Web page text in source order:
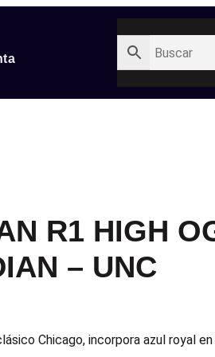
R1 HIGH
– UNC
Chicago, incorpora azul royal